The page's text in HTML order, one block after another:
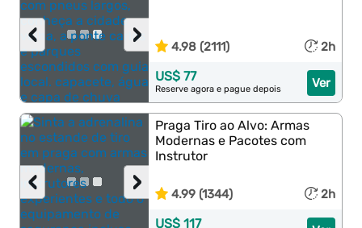
›
‹ 4.98 (2111) 2h
Ver
US$ 77
Reserve agora e pague depois
›
‹
Praga Tiro ao Alvo: Armas
Modernas e Pacotes com
Instrutor
4.99 (1344) 2h
US$ 117